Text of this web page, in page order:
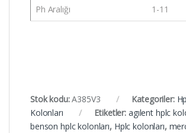
Ph Aralığı 1-11
Stok kodu:A385V3 Kategoriler:
Kolonları
Etiketler: agılent hplc
benson hplc kolonları, Hplc kolonları,